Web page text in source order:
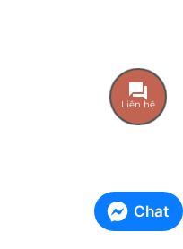
Liên hệ
Chat